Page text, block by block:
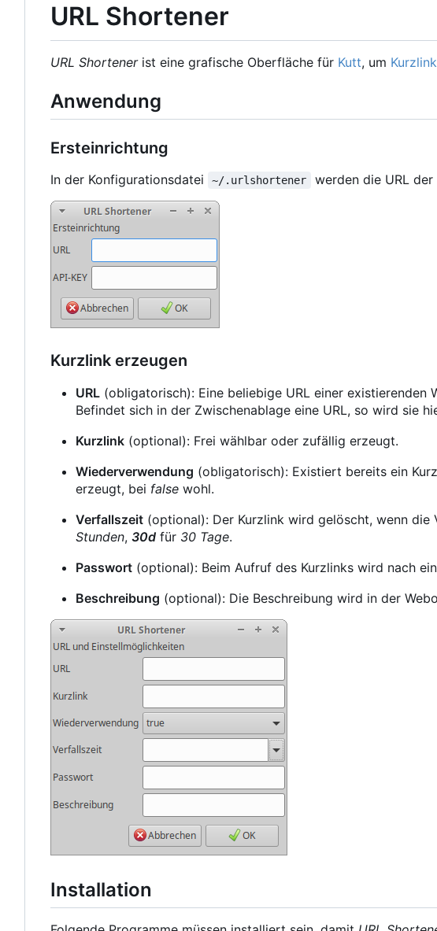
URL Shortener
URL Shortenerist eine grafische Oberfläche für Kutt, um
Anwendung
Ersteinrichtung
In der Konfigurationsdatei ~/.urlshortener werden die URL
Kurzlink erzeugen
URL (obligatorisch): Eine beliebige URL einer existierenden
Befindet sich in der Zwischenablage eine URL, so wird sie
Kurzlink (optional): Frei wählbar oder zufällig erzeugt.
Wiederverwendung (obligatorisch): Existiert bereits ein
erzeugt, bei false wohl.
Verfallszeit (optional): Der Kurzlink wird gelöscht, wenn die
Stunden, 30d für 30 Tage.
Passwort (optional): Beim Aufruf des Kurzlinks wird nach
Beschreibung (optional): Die Beschreibung wird in der
Installation